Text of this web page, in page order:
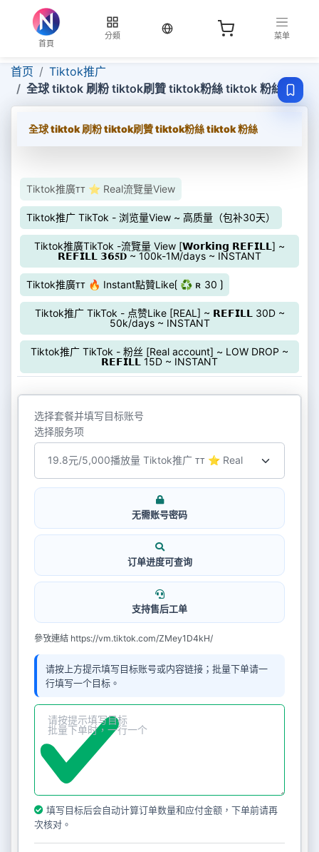
首頁
分類
当前语言：繁体
菜单
首页
Tiktok推广
全球 tiktok 刷粉 tiktok刷贊 tiktok粉絲 tiktok 粉絲
全球 tiktok 刷粉 tiktok刷贊 tiktok粉絲 tiktok 粉絲
Tiktok推廣ᴛᴛ ⭐ Real流覽量View
Tiktok推广 TikTok - 浏览量View ~ 高质量（包补30天）
Tiktok推廣TikTok -流覽量 View [𝗪𝗼𝗿𝗸𝗶𝗻𝗴 𝗥𝗘𝗙𝗜𝗟𝗟] ~
𝗥𝗘𝗙𝗜𝗟𝗟 𝟯𝟲𝟓𝐃 ~ 100k-1M/days ~ INSTANT
Tiktok推廣ᴛᴛ 🔥 Instant點贊Like⟮ ♻ ʀ 30 ⟯
Tiktok推广 TikTok - 点赞Like [REAL] ~ 𝗥𝗘𝗙𝗜𝗟𝗟 30D ~
50k/days ~ INSTANT
Tiktok推广 TikTok - 粉丝 [Real account] ~ LOW DROP ~
𝗥𝗘𝗙𝗜𝗟𝗟 15D ~ INSTANT
选择套餐并填写目标账号
选择服务项
无需账号密码
订单进度可查询
支持售后工单
參攷連結 https://vm.tiktok.com/ZMey1D4kH/
请按上方提示填写目标账号或内容链接；批量下单请一
行填写一个目标。
填写目标后会自动计算订单数量和应付金额，下单前请再
次核对。